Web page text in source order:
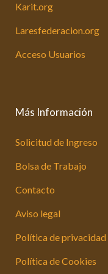
Karit.org
Laresfederacion.org
Acceso Usuarios
Más Información
Solicitud de Ingreso
Bolsa de Trabajo
Contacto
Aviso legal
Política de privacidad
Política de Cookies